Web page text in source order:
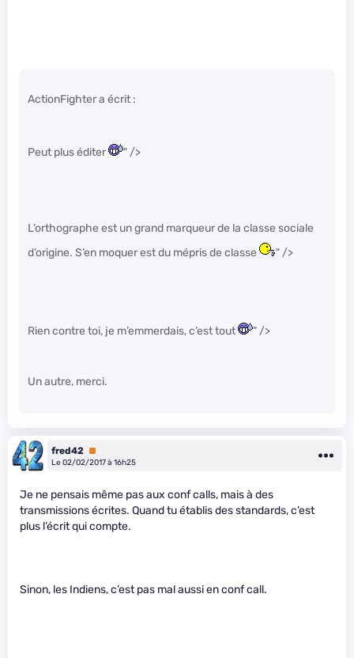
ActionFighter a écrit :
Peut plus éditer " />
L’orthographe est un grand marqueur de la classe sociale
d’origine. S’en moquer est du mépris de classe
" />
Rien contre toi, je m’emmerdais, c’est tout " />
Un autre, merci.
fred42 Premium
Le 02/02/2017 à 16h25
Je ne pensais même pas aux conf calls, mais à des
transmissions écrites. Quand tu établis des standards, c’est
plus l’écrit qui compte.
Sinon, les Indiens, c’est pas mal aussi en conf call.